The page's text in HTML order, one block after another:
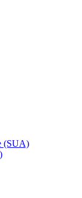
(SUA)